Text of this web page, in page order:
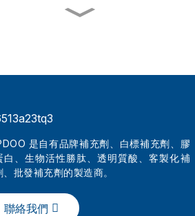
批發最佳美容三勝肽系列...
中國純膠原蛋白護膚粉
是自有品牌補充劑、白標補充劑、膠
白、生物活性勝肽、透明質酸、客製化補
、批發補充劑的製造商。
聯絡我們